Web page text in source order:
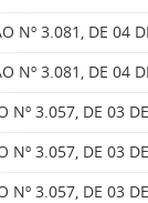
Nº 3.081, DE 04
Nº 3.081, DE 04
Nº 3.057, DE 03
Nº 3.057, DE 03
Nº 3.057, DE 03